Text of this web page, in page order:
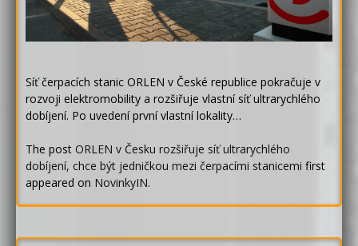
Síť čerpacích stanic ORLEN v České republice pokračuje v
rozvoji elektromobility a rozšiřuje vlastní síť ultrarychlého
dobíjení. Po uvedení první vlastní lokality…
The post ORLEN v Česku rozšiřuje síť ultrarychlého
dobíjení, chce být jedničkou mezi čerpacími stanicemi first
appeared on NovinkyIN.